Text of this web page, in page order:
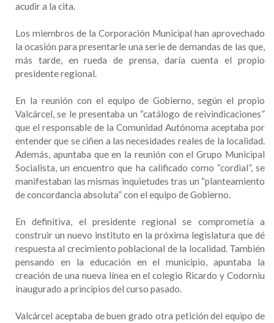
acudir a la cita.
Los miembros de la Corporación Municipal han aprovechado
la ocasión para presentarle una serie de demandas de las que,
más tarde, en rueda de prensa, daría cuenta el propio
presidente regional.
En la reunión con el equipo de Gobierno, según el propio
Valcárcel, se le presentaba un “catálogo de reivindicaciones”
que el responsable de la Comunidad Autónoma aceptaba por
entender que se ciñen a las necesidades reales de la localidad.
Además, apuntaba que en la reunión con el Grupo Municipal
Socialista, un encuentro que ha calificado como “cordial”, se
manifestaban las mismas inquietudes tras un “planteamiento
de concordancia absoluta” con el equipo de Gobierno.
En definitiva, el presidente regional se comprometía a
construir un nuevo instituto en la próxima legislatura que dé
respuesta al crecimiento poblacional de la localidad. También
pensando en la educación en el municipio, apuntaba la
creación de una nueva línea en el colegio Ricardo y Codorniu
inaugurado a principios del curso pasado.
Valcárcel aceptaba de buen grado otra petición del equipo de